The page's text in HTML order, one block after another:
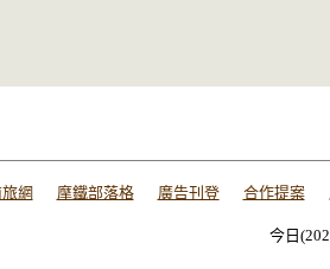
網 摩鐵部落格 廣告刊登 合作提案
今日